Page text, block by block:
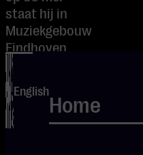
English
Home
staat hij in
Muziekgebouw
Eindhoven
met The
Aristocrats,
het trio
waarin hij zijn
meest vrije en